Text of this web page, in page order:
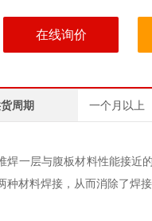
在线询价
周期 一个月以上
焊一层与腹板材料性能接近
材料焊接，从而消除了焊接